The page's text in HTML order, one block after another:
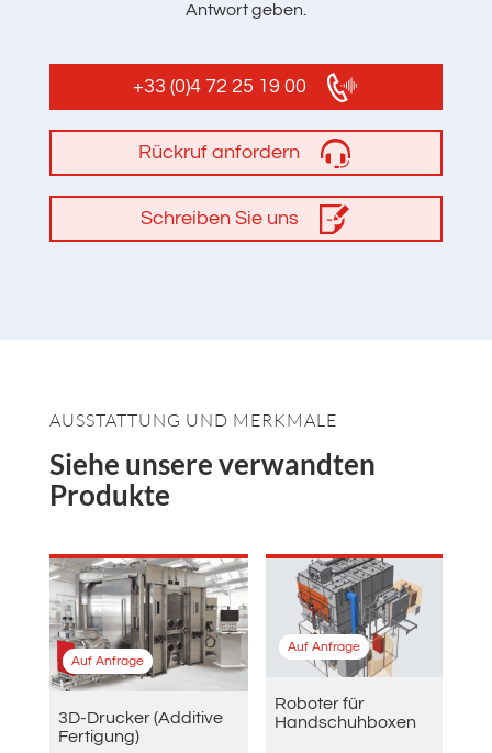
Antwort geben.
+33 (0)4 72 25 19 00
Rückruf anfordern
Schreiben Sie uns
AUSSTATTUNG UND MERKMALE
Siehe unsere verwandten
Produkte
Auf Anfrage
3D-Drucker (Additive
Fertigung)
Auf Anfrage
Roboter für
Handschuhboxen